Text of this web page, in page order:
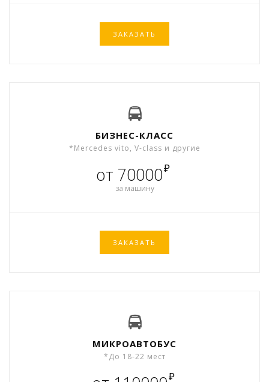
ЗАКАЗАТЬ
БИЗНЕС-КЛАСС
*Mercedes vito, V-class и другие
от 70000₽
за машину
ЗАКАЗАТЬ
МИКРОАВТОБУС
*До 18-22 мест
₽